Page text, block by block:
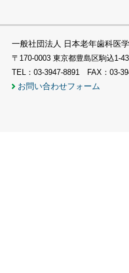
一般社団法人 日本老年歯科医
〒170-0003 東京都豊島区駒込1-
TEL：03-3947-8891 FAX：03-
お問い合わせフォーム